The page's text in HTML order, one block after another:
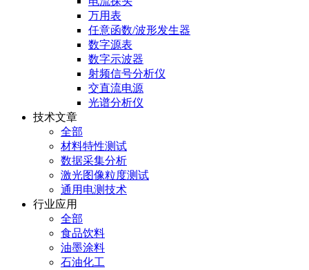
万用表
任意函数/波形发生器
数字源表
数字示波器
射频信号分析仪
交直流电源
光谱分析仪
技术文章
全部
材料特性测试
数据采集分析
激光图像粒度测试
通用电测技术
行业应用
全部
食品饮料
油墨涂料
石油化工